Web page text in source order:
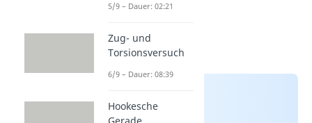
5/9 – Dauer: 02:21
Zug- und
Torsionsversuch
6/9 – Dauer: 08:39
Hookesche